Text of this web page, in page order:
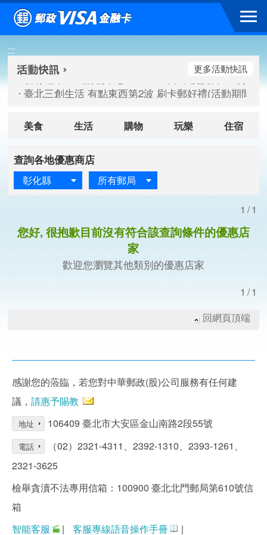
跳到主要內容區塊
:::
新竹遠東巨城購物中心 2026巨城年中慶夏日BIG好刷(
桃園大江國際購物中心 好饗去大江檔期(活動期間：
新竹遠東巨城購物中心 2026巨城年中慶夏日BIG好刷(
臺北三創生活 有點東西第2波 刷卡郵好禮(活動期間：
更多活動快訊
美食 生活 購物 玩樂 住宿
查詢各地優惠商店
彰化縣 所有郵局
1/1
您好, 很抱歉目前沒有符合該查詢條件的優惠店
家
歡迎您瀏覽其他類別的優惠店家
1/1
回網頁頂端
感謝您的蒞臨，若您對中華郵政(股)公司服務有任何建
議， 請惠予賜教
地址 106409 臺北市大安區金山南路2段55號
電話
（02）2321-4311、2392-1310、2393-1261、
2321-3625
檢舉貪瀆不法專用信箱：100900 臺北北門郵局第610號信
箱
智能客服
| 客服專線語音操作手冊 |